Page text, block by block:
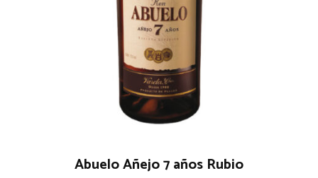
Abuelo Añejo 7 años Rubio